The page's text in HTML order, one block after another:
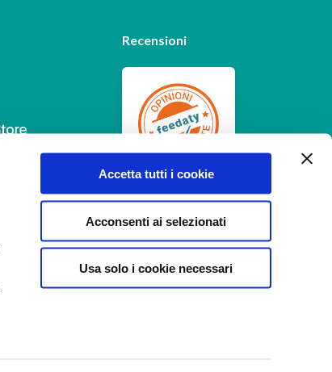
Accetta tutti i cookie
Acconsenti ai selezionati
Usa solo i cookie necessari
Recensioni
Feedaty4.7/5
-385